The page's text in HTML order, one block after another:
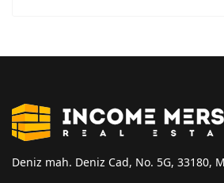
Deniz mah. Deniz Cad, No. 5G, 33180,